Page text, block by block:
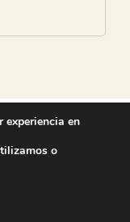
de Cookies
experiencia en
o